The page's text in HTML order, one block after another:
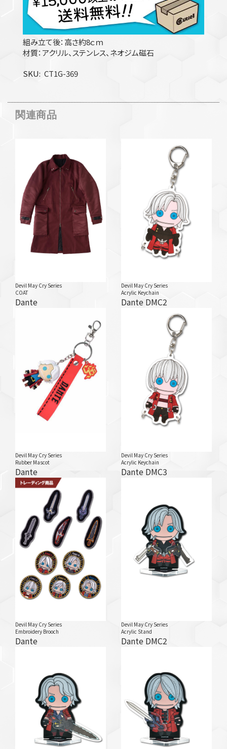
組み立て後：高さ約8ｃｍ
材質：アクリル、ステンレス、ネオジム磁石
SKU CT1G-369
関連商品
Devil May Cry Series
COAT
Dante
Devil May Cry Series
Acrylic Keychain
Dante DMC2
Devil May Cry Series
Rubber Mascot
Dante
Devil May Cry Series
Acrylic Keychain
Dante DMC3
Devil May Cry Series
Embroidery Brooch
Dante
Devil May Cry Series
Acrylic Stand
Dante DMC2